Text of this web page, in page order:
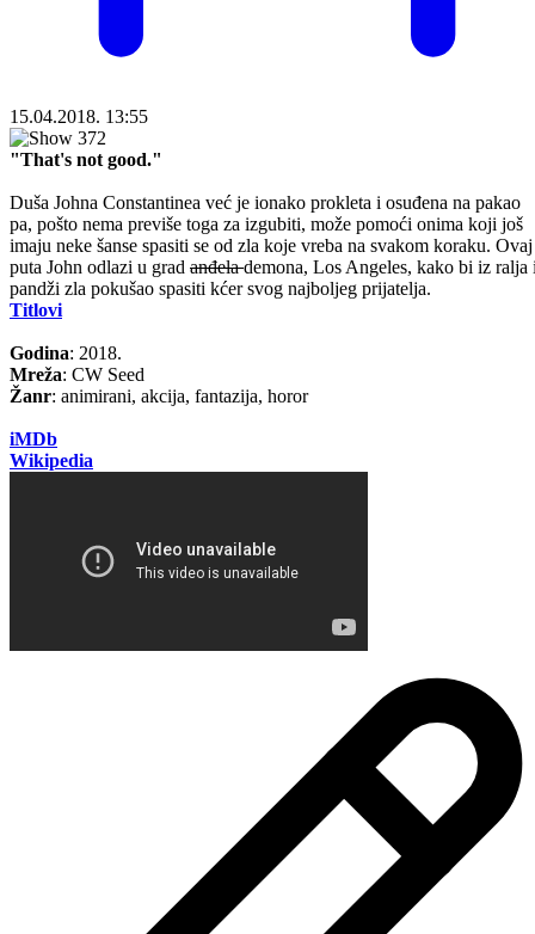
15.04.2018. 13:55
"That's not good."
Duša Johna Constantinea već je ionako prokleta i osuđena na pakao
pa, pošto nema previše toga za izgubiti, može pomoći onima koji još
imaju neke šanse spasiti se od zla koje vreba na svakom koraku. Ovaj
puta John odlazi u grad anđelademona, Los Angeles, kako bi iz ralja
pandži zla pokušao spasiti kćer svog najboljeg prijatelja.
Titlovi
Godina: 2018.
Mreža: CW Seed
Žanr: animirani, akcija, fantazija, horor
iMDb
Wikipedia